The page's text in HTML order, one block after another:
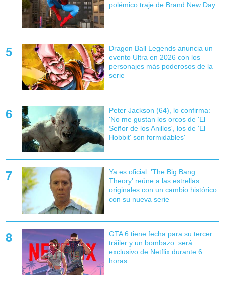
polémico traje de Brand New Day
Dragon Ball Legends anuncia un
evento Ultra en 2026 con los
personajes más poderosos de la
serie
Peter Jackson (64), lo confirma:
'No me gustan los orcos de 'El
Señor de los Anillos', los de 'El
Hobbit' son formidables'
Ya es oficial: 'The Big Bang
Theory' reúne a las estrellas
originales con un cambio histórico
con su nueva serie
GTA 6 tiene fecha para su tercer
tráiler y un bombazo: será
exclusivo de Netflix durante 6
horas